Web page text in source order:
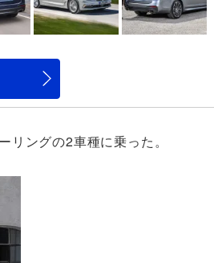
ングの2車種に乗った。